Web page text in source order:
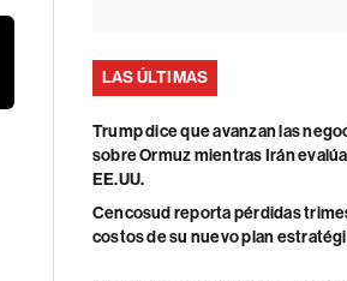
LAS ÚLTIMAS
Trump dice que avanzan las
sobre Ormuz mientras Irán
EE.UU.
Cencosud reporta pérdidas
costos de su nuevo plan